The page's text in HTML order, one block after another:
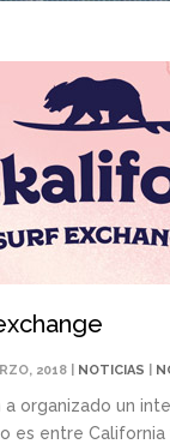
2018 | NOTICIAS
a organizado un
es entre California